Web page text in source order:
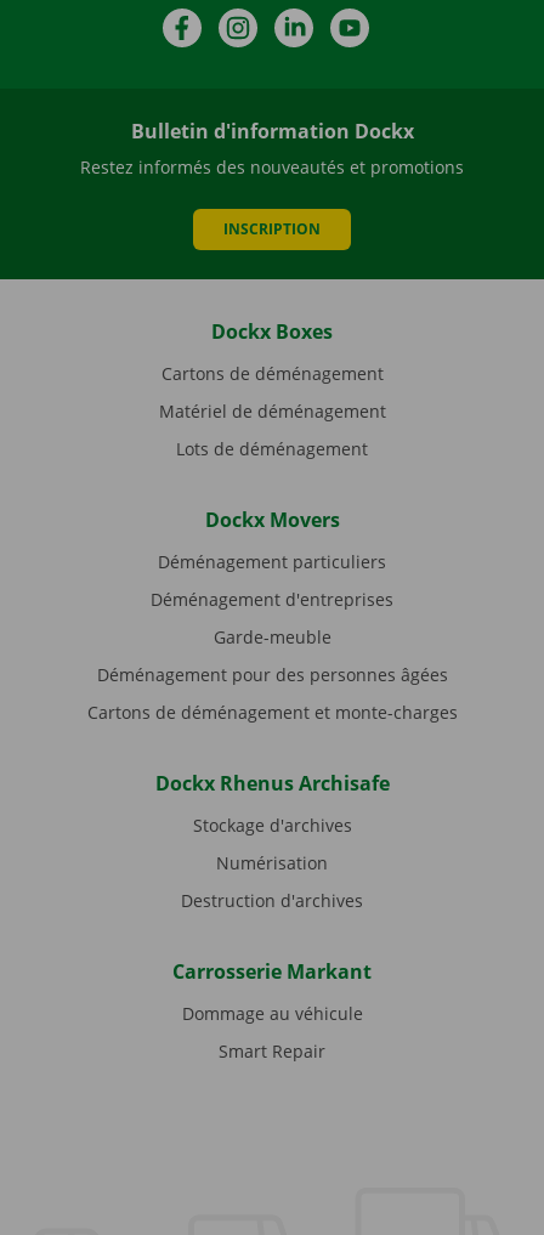
FacebookInstagramLinkedIn
Bulletin d'information Dockx
Restez informés des nouveautés et promotions
INSCRIPTION
Dockx Boxes
Cartons de déménagement
Matériel de déménagement
Lots de déménagement
Dockx Movers
Déménagement particuliers
Déménagement d'entreprises
Garde-meuble
Déménagement pour des personnes âgées
Cartons de déménagement et monte-charges
Dockx Rhenus Archisafe
Stockage d'archives
Numérisation
Destruction d'archives
Carrosserie Markant
Dommage au véhicule
Smart Repair